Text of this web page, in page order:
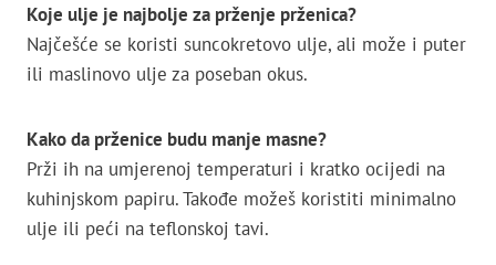
Koje ulje je najbolje za prženje prženica?
Najčešće se koristi suncokretovo ulje, ali može i puter
ili maslinovo ulje za poseban okus.
Kako da prženice budu manje masne?
Prži ih na umjerenoj temperaturi i kratko ocijedi na
kuhinjskom papiru. Takođe možeš koristiti minimalno
ulje ili peći na teflonskoj tavi.